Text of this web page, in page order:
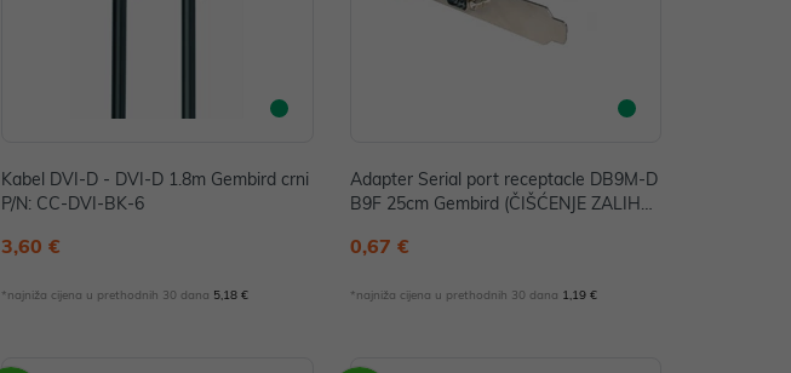
Kabel DVI-D - DVI-D 1.8m Gembird crni
P/N: CC-DVI-BK-6
3,60 €
*najniža cijena u prethodnih 30 dana 5,18 €
Adapter Serial port receptacle DB9M-D
B9F 25cm Gembird (ČIŠĆENJE ZALIHA)
0,67 €
*najniža cijena u prethodnih 30 dana 1,19 €